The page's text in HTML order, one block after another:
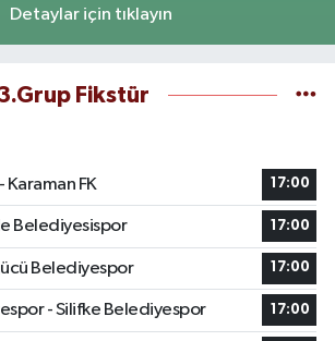
Detaylar için tıklayın
Fikstür
Karaman FK
17:00
Belediyesispor 17:00
Belediyespor 17:00
- Silifke Belediyespor 17:00